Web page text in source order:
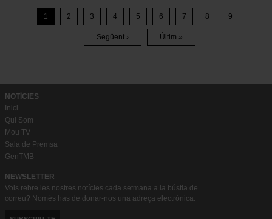
Paginació
1 Pàgina
2 Pàgina
3 Pàgina
4 Pàgina
5 Pàgina
6 Pàgina
7 Pàgina
8 9
Pàgina
Següent ›
Última
Últim »
NOTÍCIES
Inici
Qui Som
Mou TV
Sala de Premsa
GenTMB
NEWSLETTER
Vols rebre les nostres notícies cada setmana a la bústia de
correu? Només has de donar-nos una adreça electrònica.